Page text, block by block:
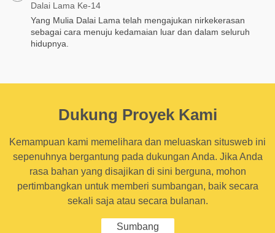
Dalai Lama Ke-14
Yang Mulia Dalai Lama telah mengajukan nirkekerasan
sebagai cara menuju kedamaian luar dan dalam seluruh
hidupnya.
Dukung Proyek Kami
Kemampuan kami memelihara dan meluaskan situsweb ini
sepenuhnya bergantung pada dukungan Anda. Jika Anda
rasa bahan yang disajikan di sini berguna, mohon
pertimbangkan untuk memberi sumbangan, baik secara
sekali saja atau secara bulanan.
Sumbang